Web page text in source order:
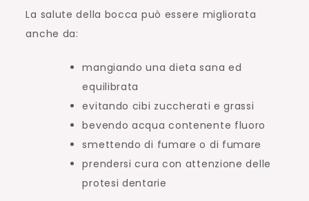
La salute della bocca può essere migliorata
anche da:
mangiando una dieta sana ed
equilibrata
evitando cibi zuccherati e grassi
bevendo acqua contenente fluoro
smettendo di fumare o di fumare
prendersi cura con attenzione delle
protesi dentarie